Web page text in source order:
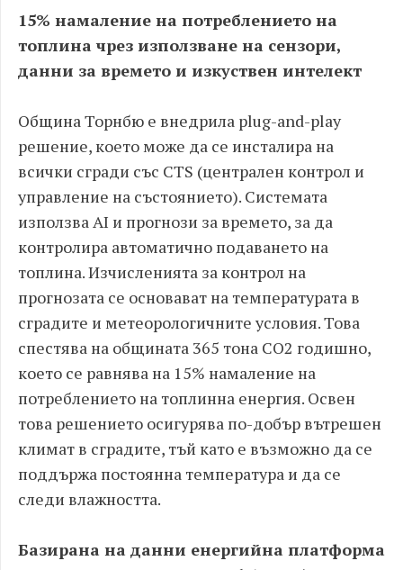
15% намаление на потреблението на
топлина чрез използване на сензори,
данни за времето и изкуствен интелект
Община Торнбю е внедрила plug-and-play
решение, което може да се инсталира на
всички сгради със CTS (централен контрол и
управление на състоянието). Системата
използва AI и прогнози за времето, за да
контролира автоматично подаването на
топлина. Изчисленията за контрол на
прогнозата се основават на температурата в
сградите и метеорологичните условия. Това
спестява на общината 365 тона CO2 годишно,
което се равнява на 15% намаление на
потреблението на топлинна енергия. Освен
това решението осигурява по-добър вътрешен
климат в сградите, тъй като е възможно да се
поддържа постоянна температура и да се
следи влажността.
Базирана на данни енергийна платформа